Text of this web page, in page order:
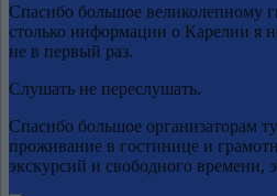
Спасибо большое великолепному
столько информации о Карелии я
не в первый раз.
Слушать не переслушать.
Спасибо большое организаторам
проживание в гостинице и
экскурсий и свободного времени,